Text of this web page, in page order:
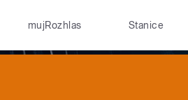
mujRozhlas Stanice